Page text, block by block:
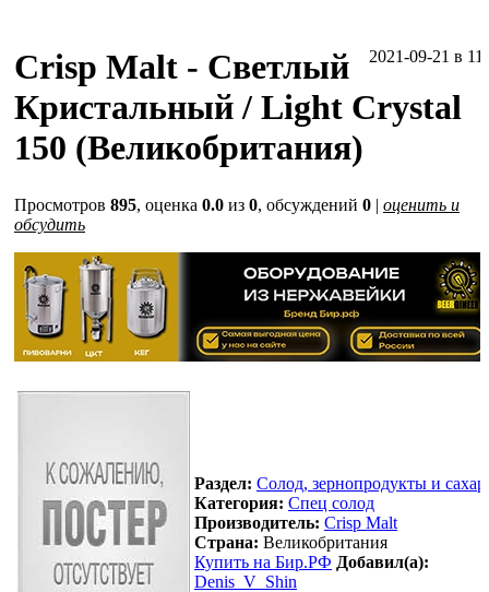
2021-09-21 в
Crisp Malt - Светлый
Кристальный / Light Crystal
150 (Великобритания)
Просмотров 895, оценка 0.0 из 0, обсуждений 0 | оценить и
обсудить
Раздел: Солод, зернопродукты и
Категория: Спец солод
Производитель: Crisp Malt
Страна: Великобритания
Купить на Бир.РФ Добавил(а):
Denis_V_Shin